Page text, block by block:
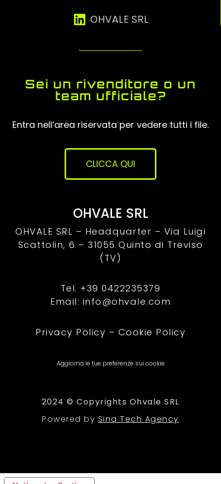
OHVALE SRL
Sei un rivenditore o un
team ufficiale?
Entra nell’area riservata per vedere tutti i file.
CLICCA QUI
OHVALE SRL
OHVALE SRL – Headquarter – Via Luigi
Scattolin, 6 – 31055 Quinto di Treviso
(TV)
Tel. +39 0422235379
Email: info@ohvale.com
Privacy Policy – Cookie Policy
Aggiorna le tue preferenze sui cookie
2024 © Copyrights Ohvale SRL
Powered by Sina Tech Agency